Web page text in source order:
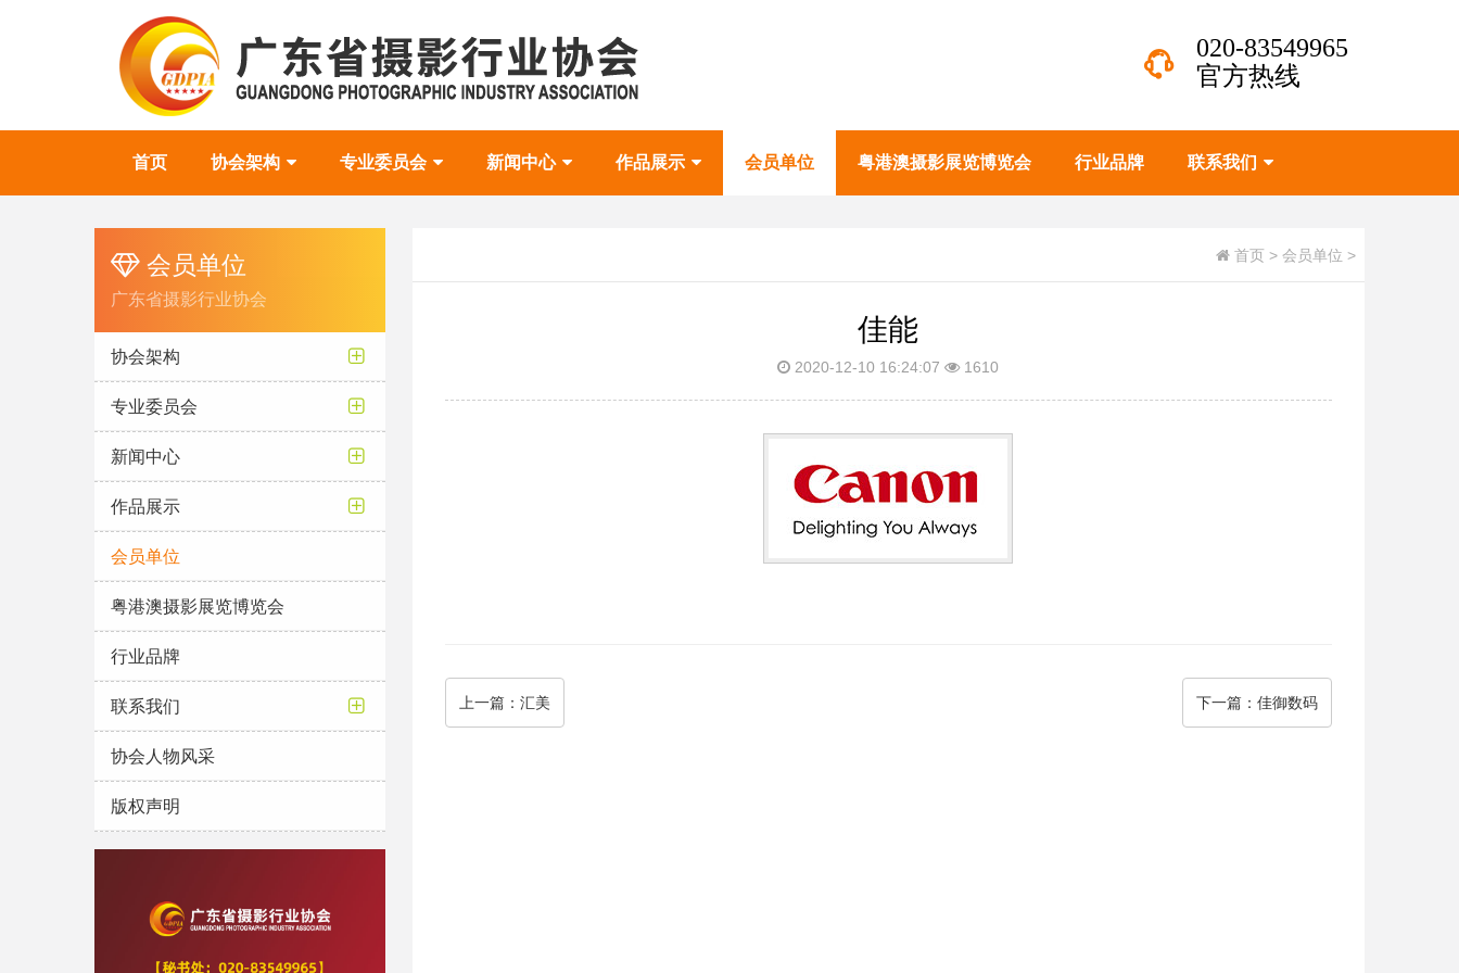
020-83549965
官方热线
首页 协会架构 专业委员会 新闻中心 作品展示 会员单位 粤港澳摄影展览博览会 行业品牌 联系我们
会员单位
广东省摄影行业协会
协会架构
专业委员会
新闻中心
作品展示
会员单位
粤港澳摄影展览博览会
行业品牌
联系我们
协会人物风采
版权声明
首页 > 会员单位 >
佳能
2020-12-10 16:24:07 1610
上一篇：汇美 下一篇 ：佳御数码